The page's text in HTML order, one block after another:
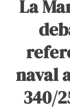
La
naval
340/